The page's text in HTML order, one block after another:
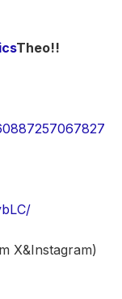
Theo!!
X&Instagram)